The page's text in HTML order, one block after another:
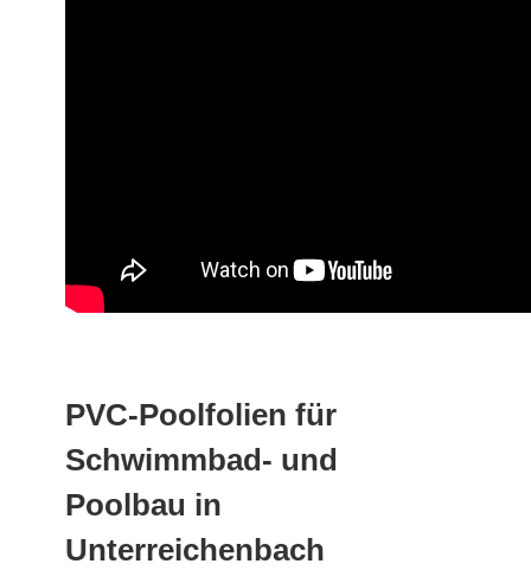
PVC-Poolfolien für
Schwimmbad- und
Poolbau in
Unterreichenbach